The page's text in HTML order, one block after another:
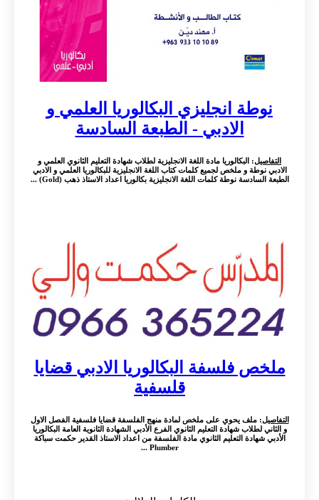
نوطة انجليزي البكالوريا العلمي و
الادبي - الطبعة السادسة
التفاصيل: البكالوريا مادة اللغة الانجليزية لطلاب شهادة التعليم الثانوي العلمي و
الادبي نوطة و ملخص لجميع كلمات كتاب اللغة الانجليزية للبكالوريا العلمي و الادبي
الطبعة السادسة نوطة كلمات اللغة الانجليزية بكالوريا اعداد الاستاذ ذهب (Gold) ...
ملخص فلسفة البكالوريا الادبي قضايا
قلسفية
التفاصيل: ملف يحوي على ملخص لمادة منهج الفلسفة قضايا فلسفية الفصل الاول
و الثاني لطلاب شهادة التعليم الثانوي الفرع الأدبي الشهادة الثانوية العامة البكالوريا
الأدبي شهادة التعليم الثانوي مادة الفلسفة من اعداد الاستاذ القدير حكمت سباكة
Plumber ...